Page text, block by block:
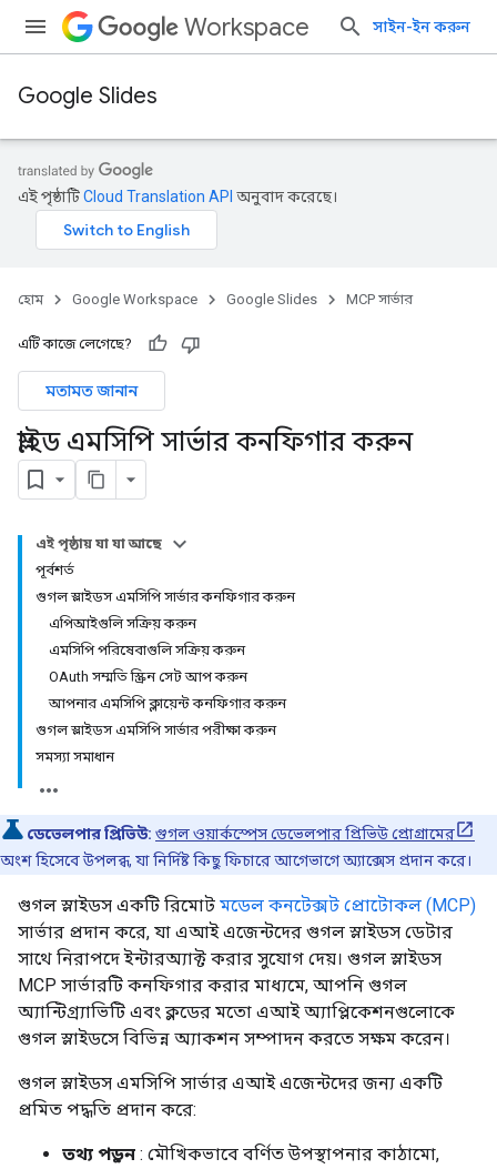
Workspace সাইন-ইন করুন
Google Slides
এই পৃষ্ঠাটিCloud Translation API অনুবাদ করেছে।
হোম Google Workspace Google Slides MCP সার্ভার
এটি কাজে লেগেছে?
মতামত জানান
স্লাইড এমসিপি সার্ভার কনফিগার করুন
এই পৃষ্ঠায় যা যা আছে
পূর্বশর্ত
গুগল স্লাইডস এমসিপি সার্ভার কনফিগার করুন
এপিআইগুলি সক্রিয় করুন
এমসিপি পরিষেবাগুলি সক্রিয় করুন
OAuth সম্মতি স্ক্রিন সেট আপ করুন
আপনার এমসিপি ক্লায়েন্ট কনফিগার করুন
গুগল স্লাইডস এমসিপি সার্ভার পরীক্ষা করুন
সমস্যা সমাধান
ডেভেলপার প্রিভিউ: গুগল ওয়ার্কস্পেস ডেভেলপার প্রিভিউ প্রোগ্রামের
অংশ হিসেবে উপলব্ধ, যা নির্দিষ্ট কিছু ফিচারে আগেভাগে অ্যাক্সেস প্রদান করে।
গুগল স্লাইডস একটি রিমোট মডেল কনটেক্সট প্রোটোকল (MCP)
সার্ভার প্রদান করে, যা এআই এজেন্টদের গুগল স্লাইডস ডেটার
সাথে নিরাপদে ইন্টারঅ্যাক্ট করার সুযোগ দেয়। গুগল স্লাইডস
MCP সার্ভারটি কনফিগার করার মাধ্যমে, আপনি গুগল
অ্যান্টিগ্র্যাভিটি এবং ক্লডের মতো এআই অ্যাপ্লিকেশনগুলোকে
গুগল স্লাইডসে বিভিন্ন অ্যাকশন সম্পাদন করতে সক্ষম করেন।
গুগল স্লাইডস এমসিপি সার্ভার এআই এজেন্টদের জন্য একটি
প্রমিত পদ্ধতি প্রদান করে:
তথ্য পড়ুন : মৌখিকভাবে বর্ণিত উপস্থাপনার কাঠামো,